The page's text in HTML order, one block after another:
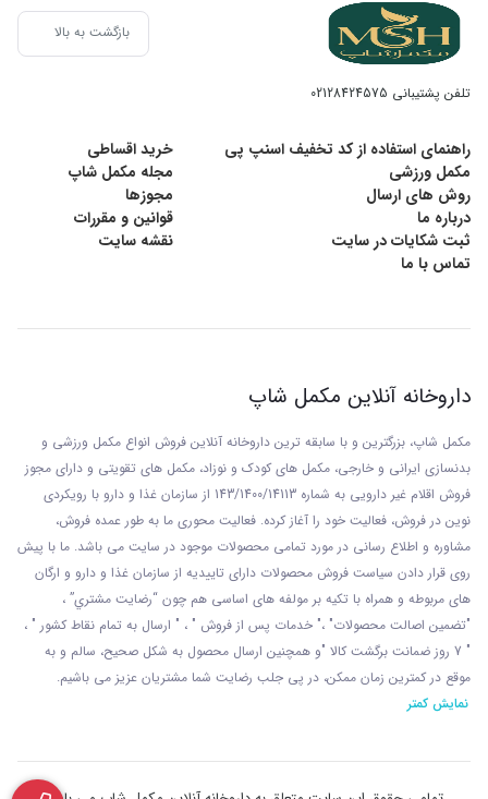
بازگشت به بالا
تلفن پشتیبانی 02128424575
راهنمای استفاده از کد تخفیف اسنپ پی
خرید اقساطی
مکمل ورزشی
مجله مکمل شاپ
روش های ارسال
مجوزها
درباره ما
قوانین و مقررات
ثبت شکایات در سایت
نقشه سایت
تماس با ما
داروخانه آنلاین مکمل شاپ
مکمل شاپ، بزرگترین و با سابقه ترین داروخانه آنلاین فروش انواع مکمل ورزشی و
بدنسازی ایرانی و خارجی، مکمل های کودک و نوزاد، مکمل های تقویتی و دارای مجوز
فروش اقلام غیر دارویی به شماره 143/1400/14113 از
سازمان غذا و دارو با رويکردی
نوين در فروش، فعاليت خود را آغاز کرده. فعاليت محوری ما به طور عمده فروش،
مشاوره و اطلاع رسانی در مورد تمامی محصولات موجود در سایت می باشد. ما با پيش
روی قرار دادن سياست فروش محصولات دارای تاييديه از سازمان غذا و دارو و ارگان
های مربوطه و همراه با تکيه بر مولفه های اساسی هم چون “رضايت مشتري” ،
"تضمين اصالت محصولات" ،" خدمات پس از فروش " ، " ارسال به تمام نقاط کشور " ،
" 7 روز ضمانت برگشت کالا "و همچنين ارسال محصول به شکل صحيح، سالم و به
موقع در کمترين زمان ممکن، در پی جلب رضايت شما مشتريان عزیز می باشيم.
نمایش کمتر